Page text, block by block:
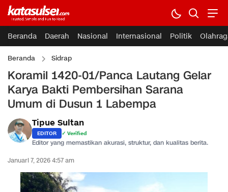
Beranda Daerah Nasional Internasional Politik
Beranda Sidrap
Koramil 1420-01/Panca Lautang Gelar
Karya Bakti Pembersihan Sarana
Umum di Dusun 1 Labempa
Tipue Sultan
EDITOR ✓ Verified
Editor yang memastikan akurasi, struktur, dan kualitas berita.
Januari 7, 2026 4:57 am